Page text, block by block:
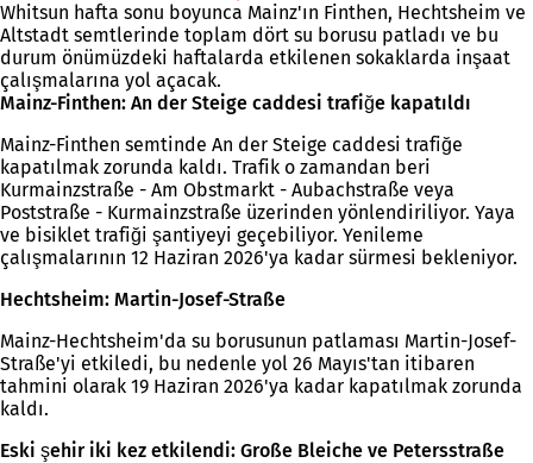
Whitsun hafta sonu boyunca Mainz'ın Finthen, Hechtsheim ve
Altstadt semtlerinde toplam dört su borusu patladı ve bu
durum önümüzdeki haftalarda etkilenen sokaklarda inşaat
çalışmalarına yol açacak.
Mainz-Finthen: An der Steige caddesi trafiğe kapatıldı
Mainz-Finthen semtinde An der Steige caddesi trafiğe
kapatılmak zorunda kaldı. Trafik o zamandan beri
Kurmainzstraße - Am Obstmarkt - Aubachstraße veya
Poststraße - Kurmainzstraße üzerinden yönlendiriliyor. Yaya
ve bisiklet trafiği şantiyeyi geçebiliyor. Yenileme
çalışmalarının 12 Haziran 2026'ya kadar sürmesi bekleniyor.
Hechtsheim: Martin-Josef-Straße
Mainz-Hechtsheim'da su borusunun patlaması Martin-Josef-
Straße'yi etkiledi, bu nedenle yol 26 Mayıs'tan itibaren
tahmini olarak 19 Haziran 2026'ya kadar kapatılmak zorunda
kaldı.
Eski şehir iki kez etkilendi: Große Bleiche ve Petersstraße